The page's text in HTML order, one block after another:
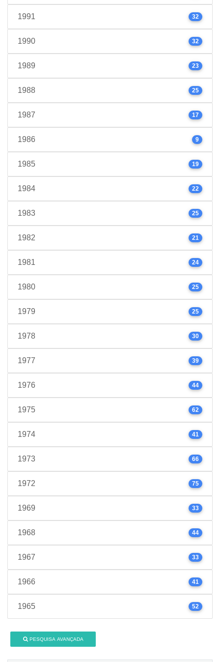
1991 32
1990 32
1989 23
1988 25
1987 17
1986 9
1985 19
1984 22
1983 25
1982 21
1981 24
1980 25
1979 25
1978 30
1977 39
1976 44
1975 62
1974 41
1973 66
1972 75
1969 33
1968 44
1967 33
1966 41
1965 52
PESQUISA AVANÇADA